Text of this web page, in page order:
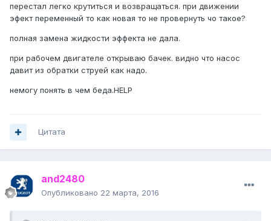
перестал легко крутиться и возвращаться. при движении
эфект переменный то как новая то не провернуть чо такое?
полная замена жидкости эффекта не дала.
при рабочем двигателе открываю бачек. видно что насос
давит из обратки струей как надо.
немогу понять в чем беда.HELP
Цитата
and2480
Опубликовано 22 марта, 2016